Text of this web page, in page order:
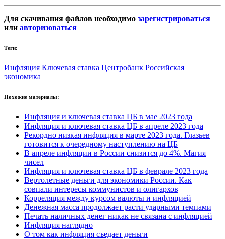
Для скачивания файлов необходимо зарегистрироваться
или авторизоваться
Теги:
Инфляция Ключевая ставка Центробанк Российская
экономика
Похожие материалы:
Инфляция и ключевая ставка ЦБ в мае 2023 года
Инфляция и ключевая ставка ЦБ в апреле 2023 года
Рекордно низкая инфляция в марте 2023 года. Глазьев
готовится к очередному наступлению на ЦБ
В апреле инфляции в России снизится до 4%. Магия
чисел
Инфляция и ключевая ставка ЦБ в феврале 2023 года
Вертолетные деньги для экономики России. Как
совпали интересы коммунистов и олигархов
Корреляция между курсом валюты и инфляцией
Денежная масса продолжает расти ударными темпами
Печать наличных денег никак не связана с инфляцией
Инфляция наглядно
О том как инфляция съедает деньги